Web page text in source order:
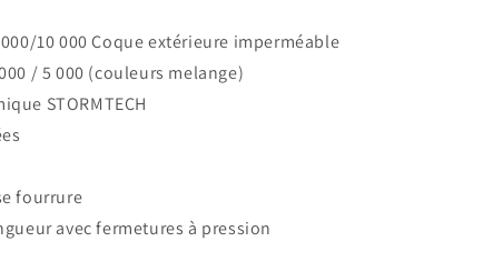
000/10 000 Coque extérieure imperméable
/ 5 000 (couleurs melange)
STORMTECH
fourrure
avec fermetures à pression